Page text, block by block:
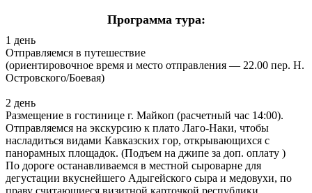
Программа тура:
1 день
Отправляемся в путешествие
(ориентировочное время и место отправления — 22.00 пер. Н.
Островского/Боевая)
2 день
Размещение в гостинице г. Майкоп (расчетный час 14:00).
Отправляемся на экскурсию к плато Лаго-Наки, чтобы
насладиться видами Кавказских гор, открывающихся с
панорамных площадок. (Подъем на джипе за доп. оплату )
По дороге останавливаемся в местной сыроварне для
дегустации вкуснейшего Адыгейского сыра и медовухи, по